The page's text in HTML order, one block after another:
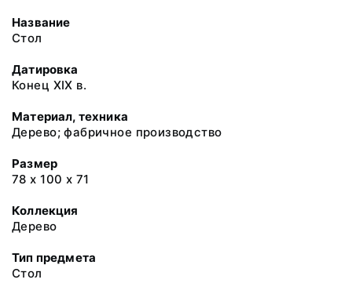
Название
Стол
Датировка
Конец XIX в.
Материал, техника
Дерево; фабричное производство
Размер
78 х 100 х 71
Коллекция
Дерево
Тип предмета
Стол